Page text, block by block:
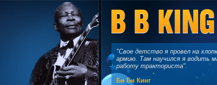
"Свое детство я провел на
армию. Там научился я водить
работу тракториста".
Би Би Кинг